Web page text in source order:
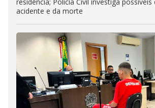
residência; Polícia Civil investiga possíveis
acidente e da morte